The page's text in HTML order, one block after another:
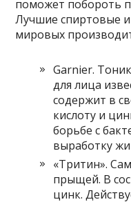
поможет побороть
Лучшие спиртовые
мировых
Garnier.
для лица
содержит в
кислоту и
борьбе с
выработку
«Тритин».
прыщей. В
цинк.